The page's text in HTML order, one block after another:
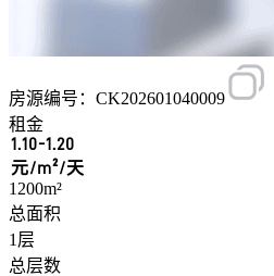
房源编号：CK202601040009
租金
1.10-1.20
元/m²/天
1200m²
总面积
1层
总层数